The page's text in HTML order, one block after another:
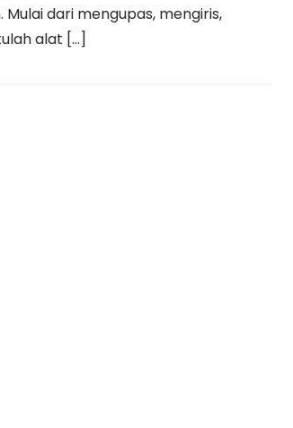
dari mengupas, mengiris,
alat […]